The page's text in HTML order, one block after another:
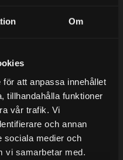
Om
att anpassa innehållet
tillhandahålla funktioner
vår trafik. Vi
och annan
sociala medier och
vi samarbetar med.